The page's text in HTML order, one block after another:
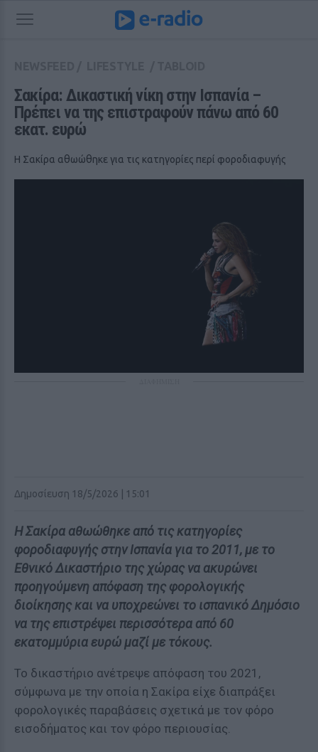
Σακίρα: Δικαστική νίκη στην Ισπανία –
Πρέπει να της επιστραφούν πάνω από 60
εκατ. ευρώ
Η Σακίρα αθωώθηκε για τις κατηγορίες περί φοροδιαφυγής
Δημοσίευση 18/5/2026 | 15:01
Η Σακίρα αθωώθηκε από τις κατηγορίες
φοροδιαφυγής στην Ισπανία για το 2011, με το
Εθνικό Δικαστήριο της χώρας να ακυρώνει
προηγούμενη απόφαση της φορολογικής
διοίκησης και να υποχρεώνει το ισπανικό Δημόσιο
να της επιστρέψει περισσότερα από 60
εκατομμύρια ευρώ μαζί με τόκους.
Το δικαστήριο ανέτρεψε απόφαση του 2021,
σύμφωνα με την οποία η Σακίρα είχε διαπράξει
φορολογικές παραβάσεις σχετικά με τον φόρο
εισοδήματος και τον φόρο περιουσίας.